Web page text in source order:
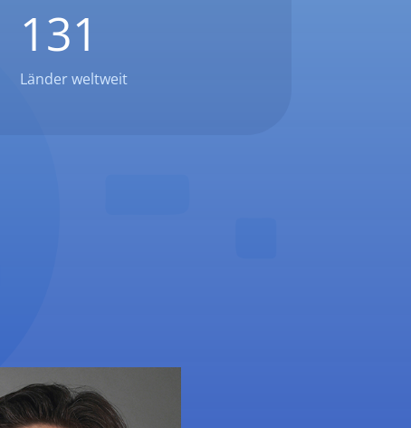
131
Länder weltweit